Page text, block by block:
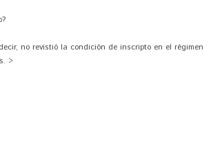
no revistió la condición de inscripto en el régimen
>